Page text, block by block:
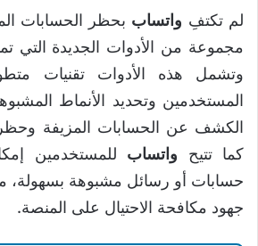
لم تكتفِ واتساب بحظر الحسابات
مجموعة من الأدوات الجديدة التي
وتشمل هذه الأدوات تقنيات
المستخدمين وتحديد الأنماط
الكشف عن الحسابات المزيفة
كما تتيح واتساب للمستخدمين
حسابات أو رسائل مشبوهة بسهولة،
جهود مكافحة الاحتيال على المنصة.